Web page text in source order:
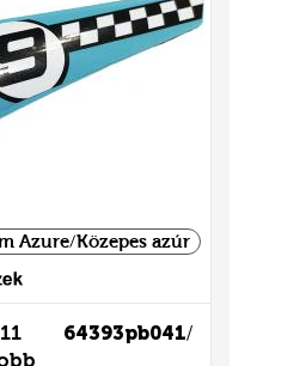
Azure/Közepes azúr
64393pb041/